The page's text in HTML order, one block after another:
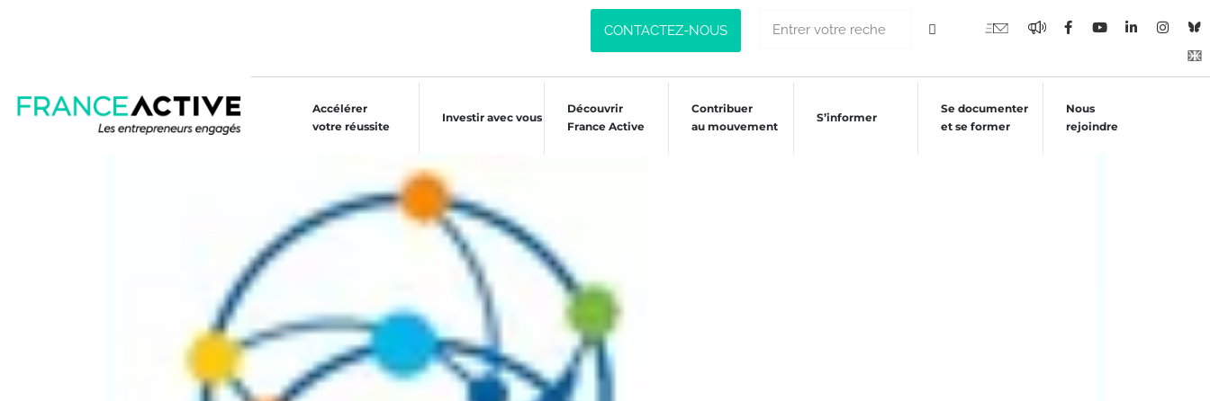
CONTACTEZ-NOUS
Accélérer
votre réussite
Investir avec vous
Découvrir
France Active
Contribuer
au mouvement
S’informer
Se documenter
et se former
Nous
rejoindre